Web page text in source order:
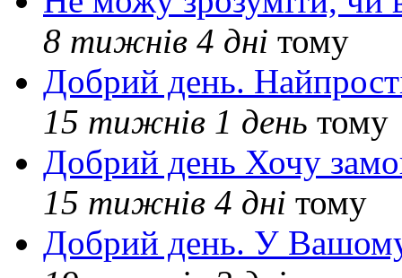
8 тижнів 4 дні тому
Добрий день.
15 тижнів 1 день тому
Добрий день Хочу
15 тижнів 4 дні тому
Добрий день. У Вашому